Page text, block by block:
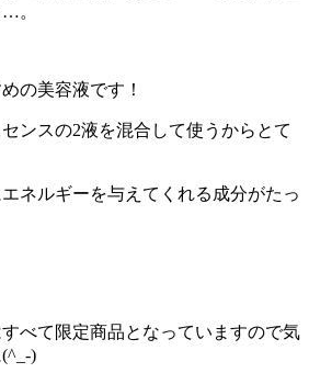
。
の美容液です！
ンスの2液を混合して使うからとて
ネルギーを与えてくれる成分がたっ
べて限定商品となっていますので気
)